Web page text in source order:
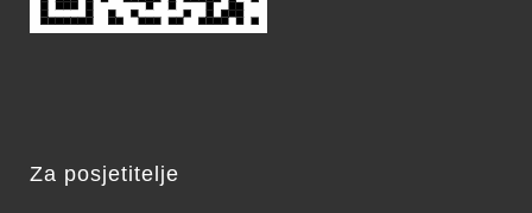
Za posjetitelje